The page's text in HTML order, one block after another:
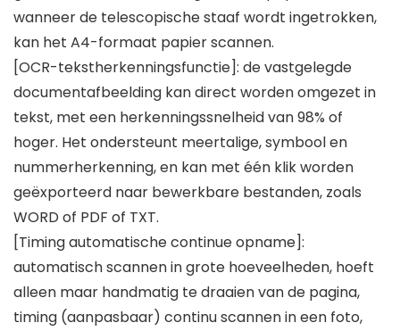
wanneer de telescopische staaf wordt ingetrokken,
kan het A4-formaat papier scannen.
[OCR-tekstherkenningsfunctie]: de vastgelegde
documentafbeelding kan direct worden omgezet in
tekst, met een herkenningssnelheid van 98% of
hoger. Het ondersteunt meertalige, symbool en
nummerherkenning, en kan met één klik worden
geëxporteerd naar bewerkbare bestanden, zoals
WORD of PDF of TXT.
[Timing automatische continue opname]:
automatisch scannen in grote hoeveelheden, hoeft
alleen maar handmatig te draaien van de pagina,
timing (aanpasbaar) continu scannen in een foto,